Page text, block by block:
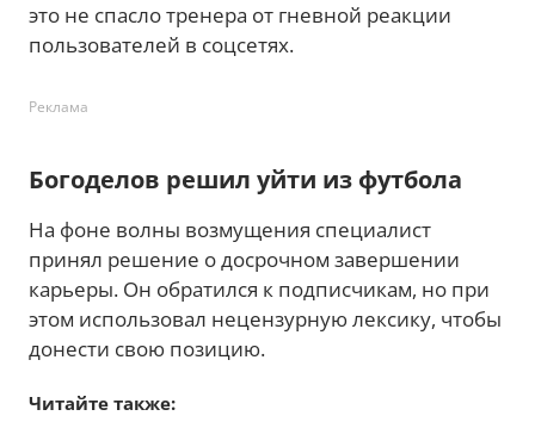
это не спасло тренера от гневной реакции
пользователей в соцсетях.
Реклама
Богоделов решил уйти из футбола
На фоне волны возмущения специалист
принял решение о досрочном завершении
карьеры. Он обратился к подписчикам, но при
этом использовал нецензурную лексику, чтобы
донести свою позицию.
Читайте также: